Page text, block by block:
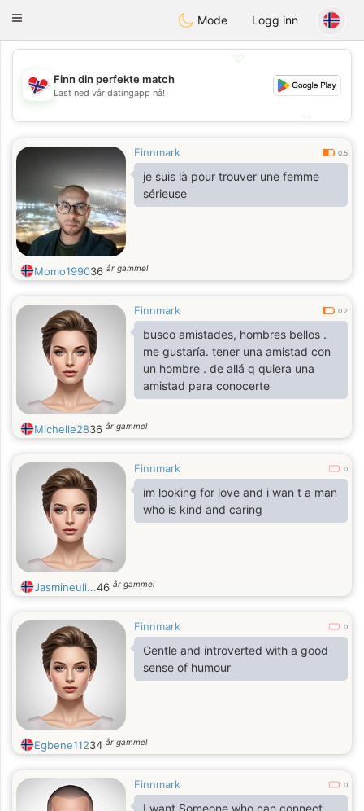
EkteNordmenn
Toggle
Mode Logg inn
💖
💕
Finn din perfekte match
Last ned vår datingapp nå!
Finnmark 0.5
je suis là pour trouver une femme
sérieuse
Momo199036 år gammel
Finnmark 0.2
busco amistades, hombres bellos .
me gustaría. tener una amistad con
un hombre . de allá q quiera una
amistad para conocerte
Michelle2836 år gammel
Finnmark 0
im looking for love and i wan t a man
who is kind and caring
Jasmineuli...46 år gammel
Finnmark 0
Gentle and introverted with a good
sense of humour
Egbene11234 år gammel
Finnmark 0
I want Someone who can connect